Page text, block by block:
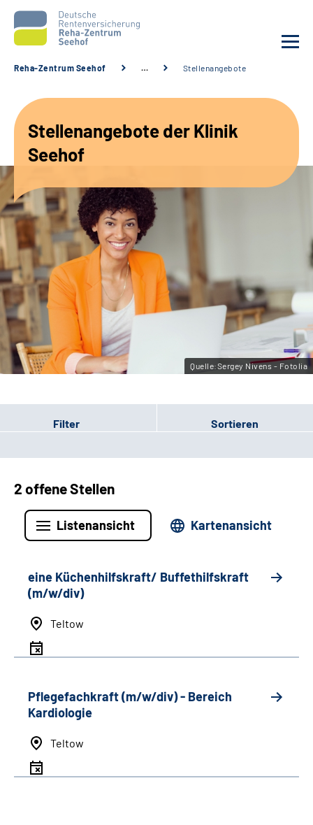
Unsere Angebote
Karriere
Sozialdienste & Zuweisende
Suche
Leichte Sprache
Gebärdensprache
Reha-Zentrum Seehof … Stellenangebote
Stellenangebote der Klinik
Seehof
Quelle:Sergey Nivens - Fotolia
Filter Sortieren
2 offene Stellen
Listenansicht Kartenansicht
eine Küchenhilfskraft/ Buffethilfskraft
(m/w/div)
Teltow
Pflegefachkraft (m/w/div) - Bereich
Kardiologie
Teltow